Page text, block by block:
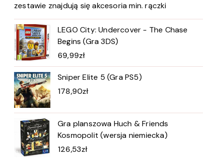
zestawie znajdują się akcesoria min. rączki
LEGO City: Undercover - The Chase
Begins (Gra 3DS)
69,99zł
Sniper Elite 5 (Gra PS5)
178,90zł
Gra planszowa Huch & Friends
Kosmopolit (wersja niemiecka)
126,53zł